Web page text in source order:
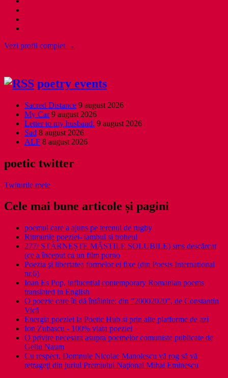
Vezi profil complet →
poetry events
Sacred Distance 9 august 2026
My Car 9 august 2026
Letter to my husband. 9 august 2026
Sad 8 august 2026
ALF 8 august 2026
poetic twitter
Twiturile mele
Cele mai bune articole și pagini
poemul care a ajuns pe terenul de rugby
Ritmurile poeziei- iambul și troheul
277/ STÂRNEȘTE MĂȘTILE SOLUBILE) sms descărcat
(ce a început ca un film porno
Poezia şi libertatea formelor ei fixe (din Poesis International
nr.6)
Ioan Es Pop, influential contemporary Romanian poems
translated in English
O poezie care îți dă întâlnire: din ”20002020”, de Constantin
Vică
Energia poeziei la Poetic Hub și prin alte platforme de azi
Ion Zubascu - 100% viata poeziei
O privire necesara asupra poemelor comuniste publicate de
Gellu Naum
Cu respect, Domnule Nicolae Manolescu vă rog să vă
retrageţi din juriul Premiului Naţional Mihai Eminescu